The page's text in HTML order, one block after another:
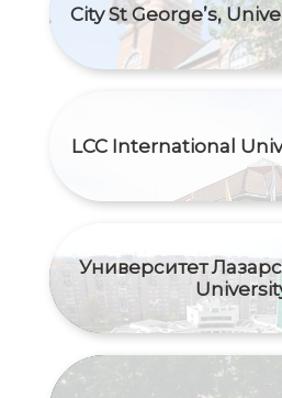
City St George’s,
LCC International
Университет